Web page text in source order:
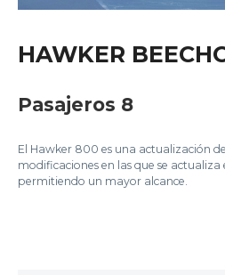
HAWKER
Pasajeros 8
El Hawker 800 es una actualización
modificaciones en las que se actualiza
permitiendo un mayor alcance.